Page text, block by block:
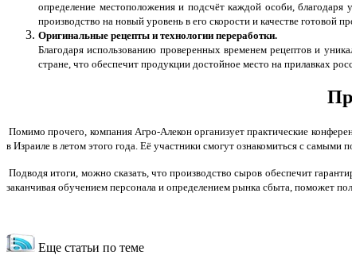
определение местоположения и подсчёт каждой особи,
производство на новый уровень в его скорости и качестве готовой
Оригинальные рецепты и технологии переработки.
Благодаря использованию проверенных временем рецептов и
стране, что обеспечит продукции достойное место на прилавках
Помимо прочего, компания Агро-Алекон организует практические
в Израиле в летом этого года. Её участники смогут ознакомиться с самыми
Подводя итоги, можно сказать, что производство сыров обеспечит
заканчивая обучением персонала и определением рынка сбыта, поможет
Еще статьи по теме